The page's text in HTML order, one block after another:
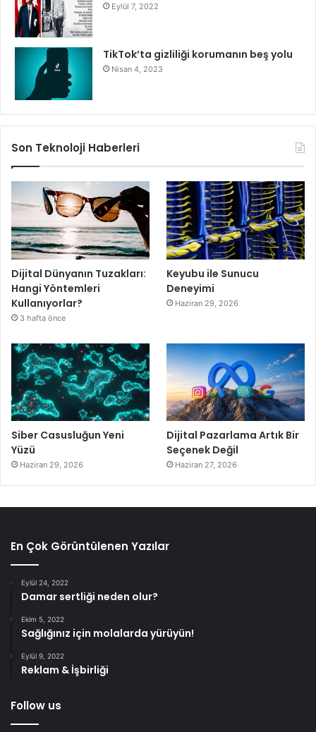
Eylül 7, 2022
TikTok’ta gizliliği korumanın beş yolu
Nisan 4, 2023
Son Teknoloji Haberleri
Dijital Dünyanın Tuzakları:
Hangi Yöntemleri
Kullanıyorlar?
3 hafta önce
Keyubu ile Sunucu
Deneyimi
Haziran 29, 2026
Siber Casusluğun Yeni
Yüzü
Haziran 29, 2026
Dijital Pazarlama Artık Bir
Seçenek Değil
Haziran 27, 2026
En Çok Görüntülenen Yazılar
Eylül 24, 2022
Damar sertliği neden olur?
Ekim 5, 2022
Sağlığınız için molalarda yürüyün!
Eylül 9, 2022
Reklam & İşbirliği
Follow us